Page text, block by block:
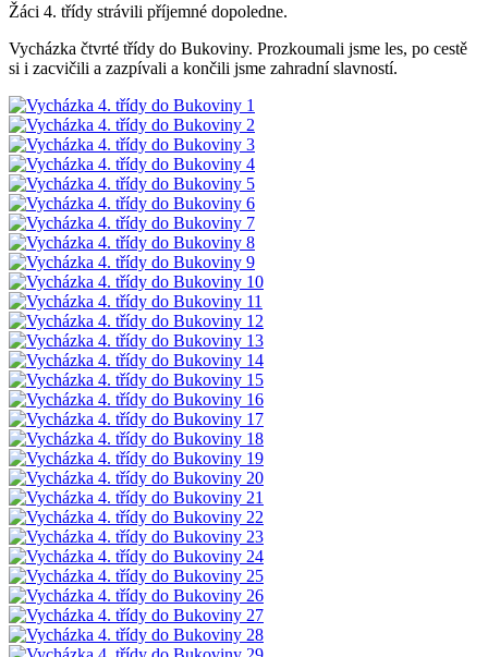
Žáci 4. třídy strávili příjemné dopoledne.
Vycházka čtvrté třídy do Bukoviny. Prozkoumali jsme les, po cestě
si i zacvičili a zazpívali a končili jsme zahradní slavností.